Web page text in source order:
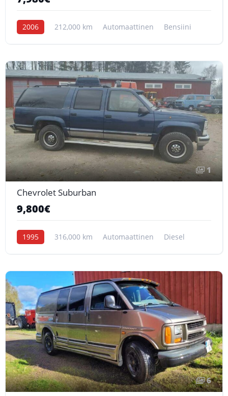
2006 212,000 km Automaattinen Bensiini
1
Chevrolet Suburban
9,800€
1995 316,000 km Automaattinen Diesel
6